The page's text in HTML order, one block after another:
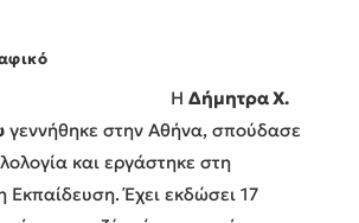
Η Δήμητρα Χ.
γεννήθηκε στην Αθήνα, σπούδασε
και εργάστηκε στη
Έχει εκδώσει 17